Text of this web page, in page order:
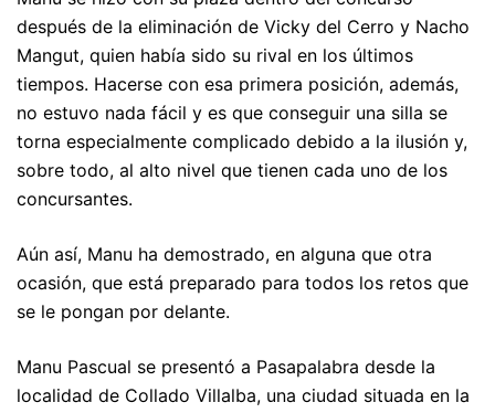
después de la eliminación de Vicky del Cerro y Nacho
Mangut, quien había sido su rival en los últimos
tiempos. Hacerse con esa primera posición, además,
no estuvo nada fácil y es que conseguir una silla se
torna especialmente complicado debido a la ilusión y,
sobre todo, al alto nivel que tienen cada uno de los
concursantes.
Aún así, Manu ha demostrado, en alguna que otra
ocasión, que está preparado para todos los retos que
se le pongan por delante.
Manu Pascual se presentó a Pasapalabra desde la
localidad de Collado Villalba, una ciudad situada en la